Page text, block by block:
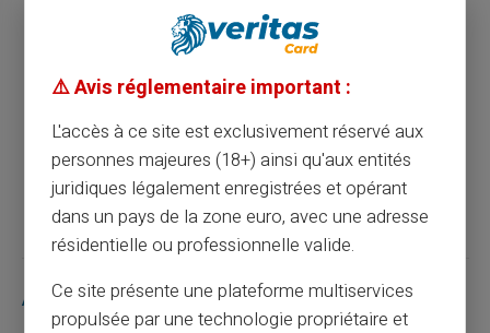
Maximisez la gestion de vos finances avec
Article suivant
Articles similaires
⚠️ Avis réglementaire important :
L'accès à ce site est exclusivement réservé aux
personnes majeures (18+) ainsi qu'aux entités
juridiques légalement enregistrées et opérant
dans un pays de la zone euro, avec une adresse
résidentielle ou professionnelle valide.
Ce site présente une plateforme multiservices
propulsée par une technologie propriétaire et